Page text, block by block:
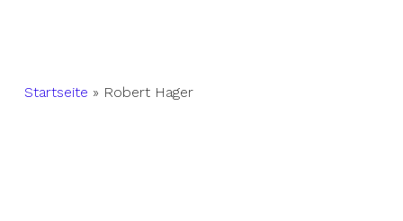
Startseite » Robert Hager